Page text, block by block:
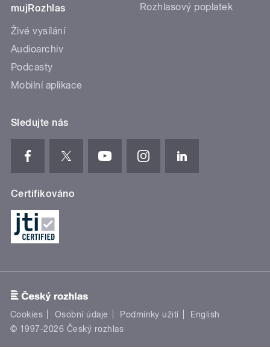
mujRozhlas
Živé vysílání
Audioarchiv
Podcasty
Mobilní aplikace
Rozhlasový poplatek
Sledujte nás
Certifikováno
Cookies Osobní údaje Podmínky užití
English
© 1997-2026 Český rozhlas